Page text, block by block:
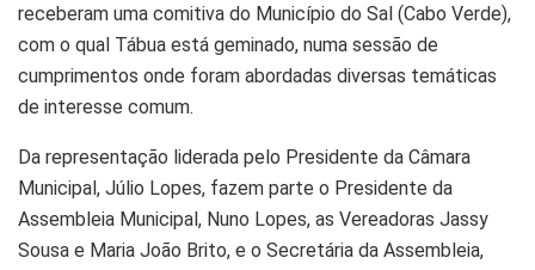
receberam uma comitiva do Município do Sal (Cabo Verde),
com o qual Tábua está geminado, numa sessão de
cumprimentos onde foram abordadas diversas temáticas
de interesse comum.
Da representação liderada pelo Presidente da Câmara
Municipal, Júlio Lopes, fazem parte o Presidente da
Assembleia Municipal, Nuno Lopes, as Vereadoras Jassy
Sousa e Maria João Brito, e o Secretária da Assembleia,